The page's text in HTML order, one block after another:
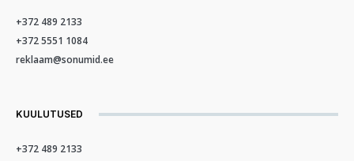
+372 489 2133
+372 5551 1084
reklaam@sonumid.ee
KUULUTUSED
+372 489 2133